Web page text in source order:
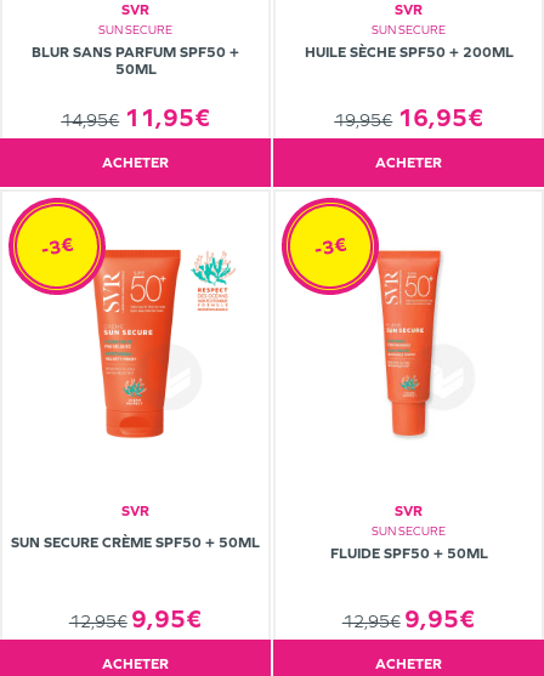
SVR
SUN SECURE
BLUR SANS PARFUM SPF50 +
50ML
14,95€ 11,95€
ACHETER
SVR
SUN SECURE
HUILE SÈCHE SPF50 + 200ML
19,95€ 16,95€
ACHETER
SVR
SUN SECURE CRÈME SPF50 + 50ML
12,95€ 9,95€
-3€
ACHETER
SVR
SUN SECURE
FLUIDE SPF50 + 50ML
12,95€ 9,95€
-3€
ACHETER